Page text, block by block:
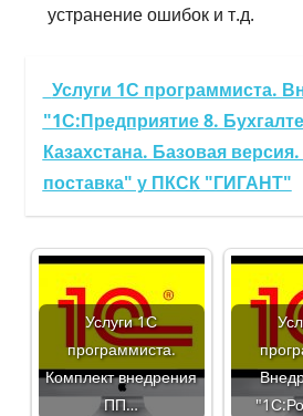
устранение ошибок и т.д.
Услуги 1С программиста.
"1С:Предприятие 8.
Казахстана. Базовая
поставка" у ПКСК "ГИГАНТ"
Услуги 1С
программиста.
Комплект внедрения
ПП…